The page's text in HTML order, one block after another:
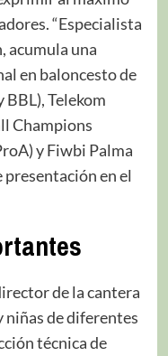
“Especialista
acumula una
en baloncesto de
Telekom
Champions
y Fiwbi Palma
presentación en el
de la cantera
niñas de diferentes
técnica de